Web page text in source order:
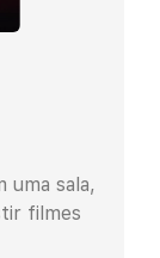
uma sala,
filmes